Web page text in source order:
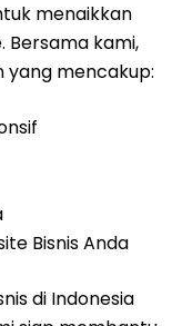
menaikkan
Bersama kami,
yang mencakup:
Bisnis Anda
di Indonesia